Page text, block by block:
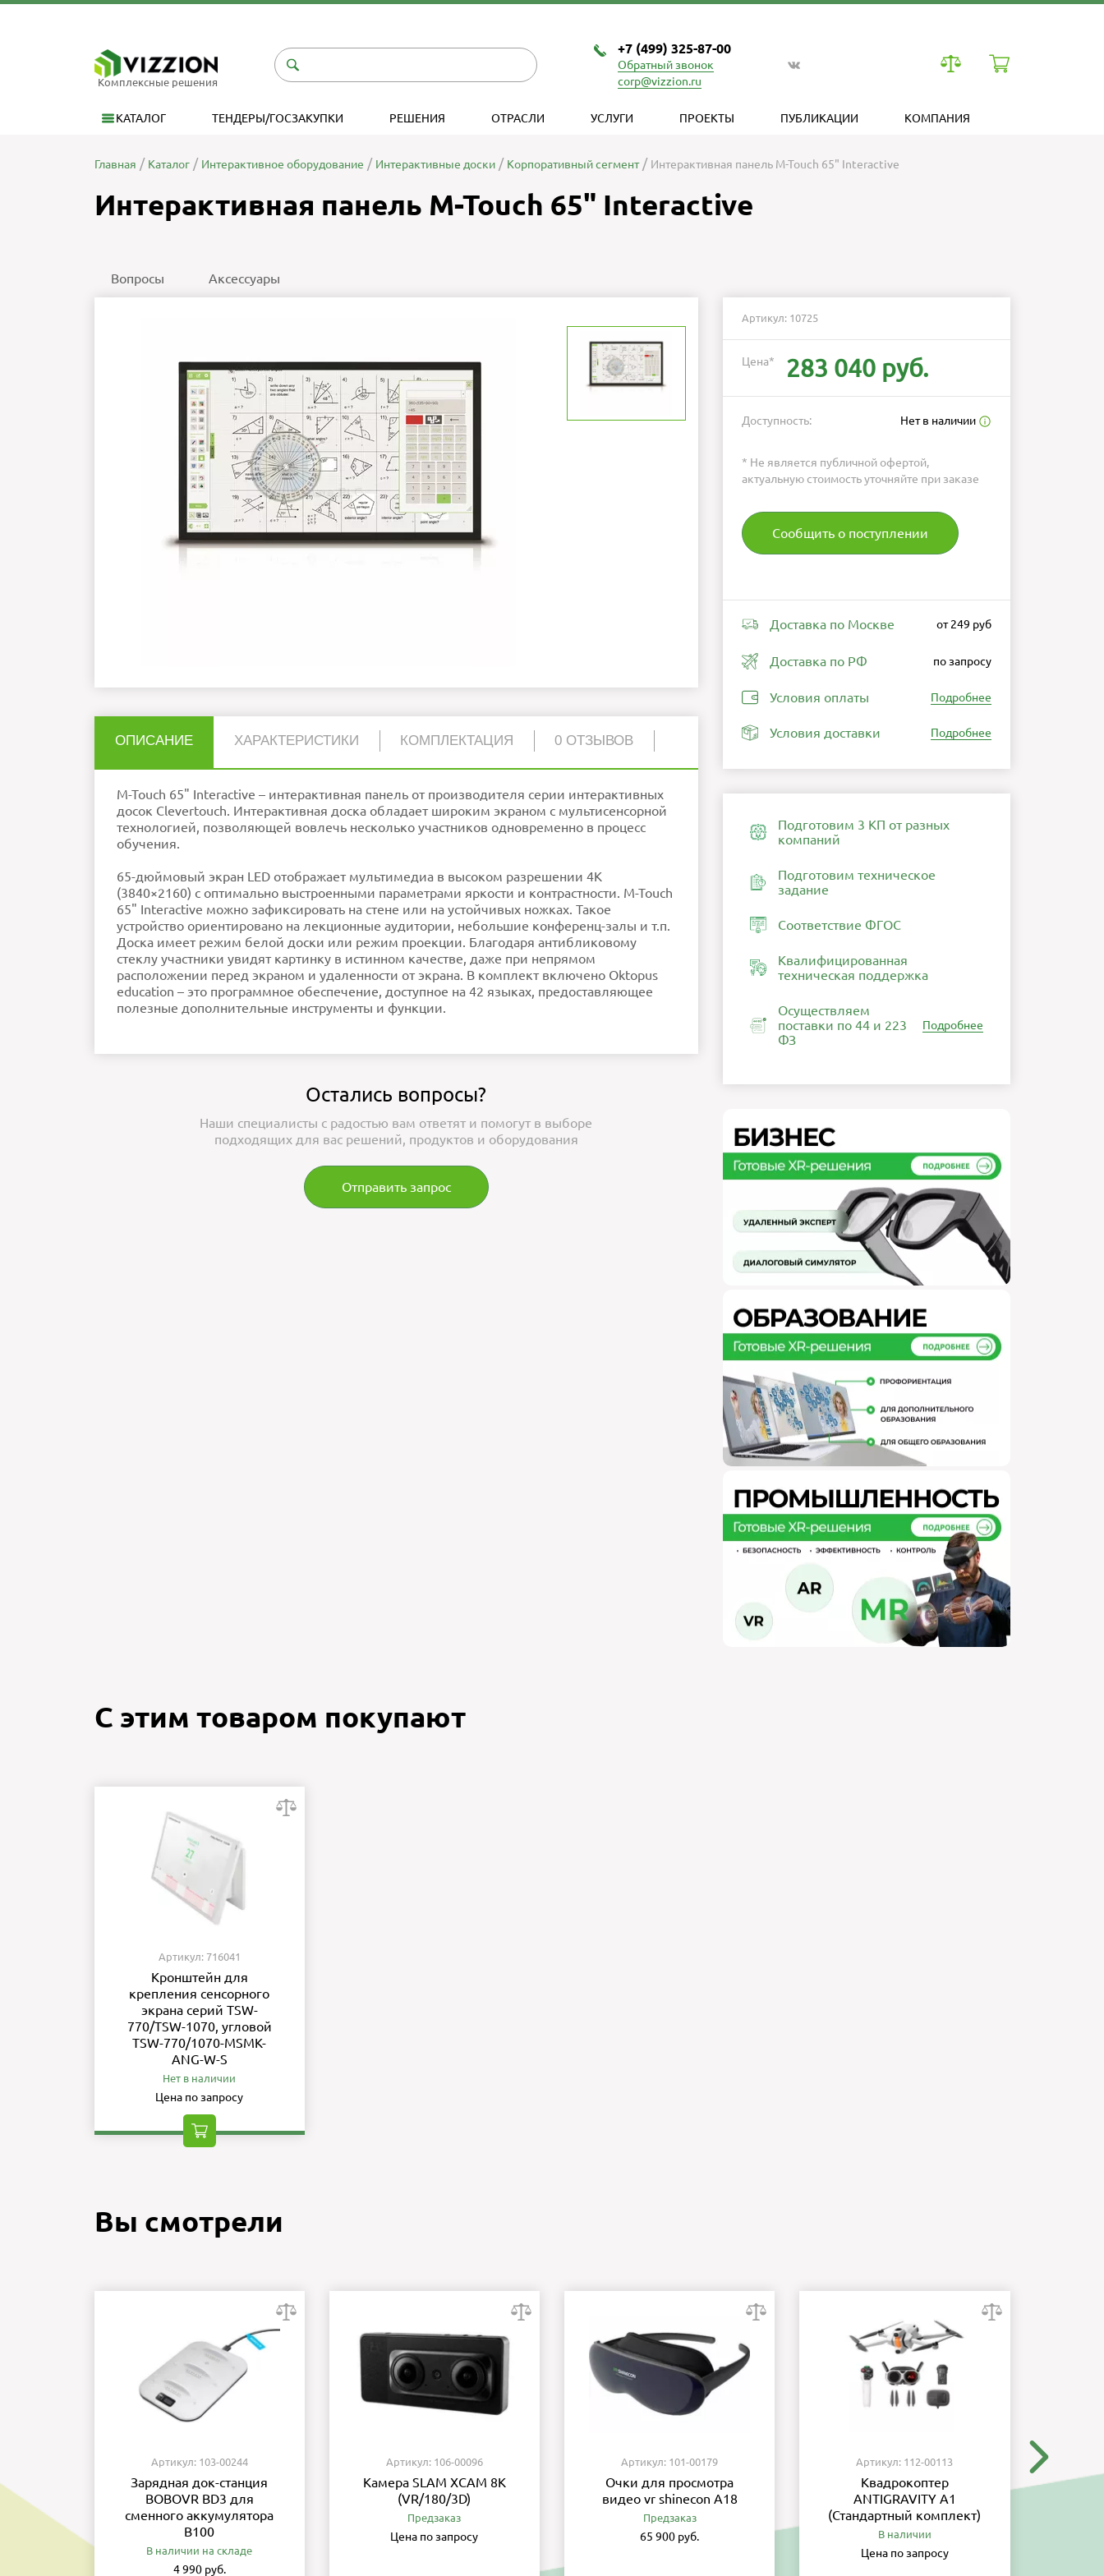
Комплексные решения
+7 (499) 325-87-00
Обратный звонок
corp@vizzion.ru
КАТАЛОГ ТЕНДЕРЫ/ГОСЗАКУПКИ РЕШЕНИЯ ОТРАСЛИ УСЛУГИ ПРОЕКТЫ ПУБЛИКАЦИИ КОМПАНИЯ
Главная Каталог Интерактивное оборудование Интерактивные доски Корпоративный сегмент Интерактивная панель M-Touch 65" Interactive
Интерактивная панель M-Touch 65" Interactive
Вопросы Аксессуары
ОПИСАНИЕ ХАРАКТЕРИСТИКИ КОМПЛЕКТАЦИЯ 0 ОТЗЫВОВ
M-Touch 65" Interactive – интерактивная панель от производителя серии интерактивных
досок Clevertouch. Интерактивная доска обладает широким экраном с мультисенсорной
технологией, позволяющей вовлечь несколько участников одновременно в процесс
обучения.
65-дюймовый экран LED отображает мультимедиа в высоком разрешении 4К
(3840×2160) с оптимально выстроенными параметрами яркости и контрастности. M-Touch
65" Interactive можно зафиксировать на стене или на устойчивых ножках. Такое
устройство ориентировано на лекционные аудитории, небольшие конференц-залы и т.п.
Доска имеет режим белой доски или режим проекции. Благодаря антибликовому
стеклу участники увидят картинку в истинном качестве, даже при непрямом
расположении перед экраном и удаленности от экрана. В комплект включено Oktopus
education – это программное обеспечение, доступное на 42 языках, предоставляющее
полезные дополнительные инструменты и функции.
Вес 43 кг
Совместимость
OPS PC
Android
Диагональ
Разрешение экрана
Формат
Яркость
Мощность динамиков
Материал поверхности экрана Антибликовый
Ошибка в описании?
Комплект для монтажа доски на стене
Стилус
НАПИСАТЬ ОТЗЫВ
Рейтинг
Плохо
Продолжить
Остались вопросы?
Наши специалисты с радостью вам ответят и помогут в выборе
подходящих для вас решений, продуктов и оборудования
Отправить запрос
Артикул: 10725
Цена* 283 040 руб.
Доступность: Нет в наличии
* Не является публичной офертой,
актуальную стоимость уточняйте при заказе
Сообщить о поступлении
Доставка по Москве от 249 руб
Доставка по РФ по запросу
Условия оплаты Подробнее
Условия доставки Подробнее
Подготовим 3 КП от разных
компаний
Подготовим техническое
задание
Соответствие ФГОС
Квалифицированная
техническая поддержка
Осуществляем
поставки по 44 и 223
ФЗ
Подробнее
С этим товаром покупают
Артикул: 716041
Кронштейн для
крепления сенсорного
экрана серий TSW-
770/TSW-1070, угловой
TSW-770/1070-MSMK-
ANG-W-S
Нет в наличии
Цена по запросу
Вы смотрели
Артикул: 103-00244
Зарядная док-станция
BOBOVR BD3 для
сменного аккумулятора
B100
В наличии на складе
4 990 руб.
Артикул: 106-00096
Камера SLAM XCAM 8K
(VR/180/3D)
Предзаказ
Цена по запросу
Артикул: 101-00179
Очки для просмотра
видео vr shinecon A18
Предзаказ
65 900 руб.
Артикул: 112-00113
Квадрокоптер
ANTIGRAVITY A1
(Стандартный комплект)
В наличии
Цена по запросу